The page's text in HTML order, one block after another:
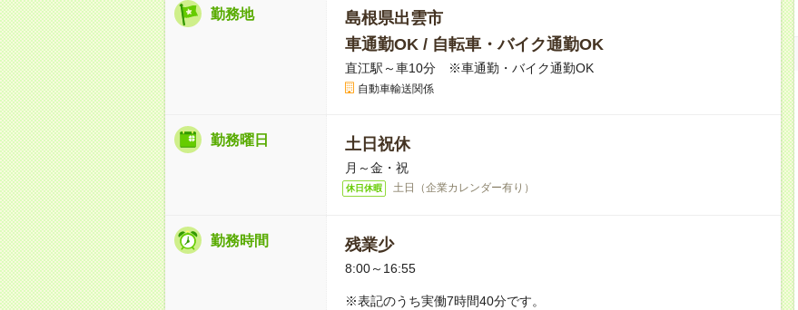
勤務地
島根県出雲市
車通勤OK / 自転車・バイク通勤OK
直江駅～車10分 ※車通勤・バイク通勤OK
自動車輸送関係
勤務曜日 土日祝休
月～金・祝
休日休暇 土日（企業カレンダー有り）
勤務時間 残業少
8:00～16:55
※表記のうち実働7時間40分です。